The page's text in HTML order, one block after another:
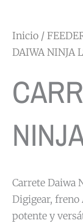
Inicio /
DAIWA NINJA
Carrete Daiwa
Digigear, freno
potente y